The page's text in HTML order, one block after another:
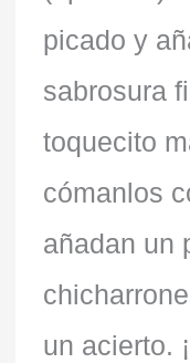
picado y
sabrosura
toquecito
cómanlos
añadan un
un acierto.